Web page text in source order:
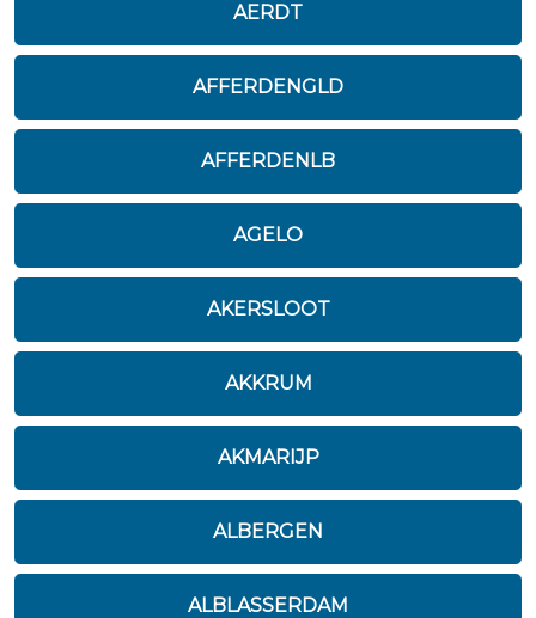
AERDT
AFFERDENGLD
AFFERDENLB
AGELO
AKERSLOOT
AKKRUM
AKMARIJP
ALBERGEN
ALBLASSERDAM